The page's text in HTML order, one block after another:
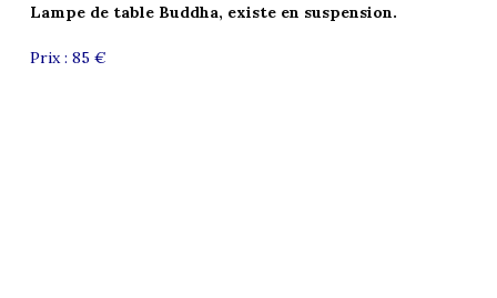
Lampe de table Buddha, existe en suspension.
Prix : 85 €